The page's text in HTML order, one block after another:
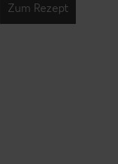
Zum Rezept